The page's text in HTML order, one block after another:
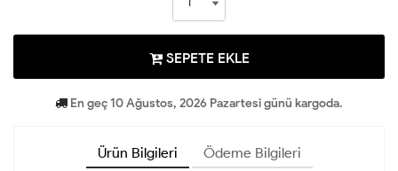
SEPETE EKLE
En geç 10 Ağustos, 2026 Pazartesi günü kargoda.
Ürün Bilgileri Ödeme Bilgileri